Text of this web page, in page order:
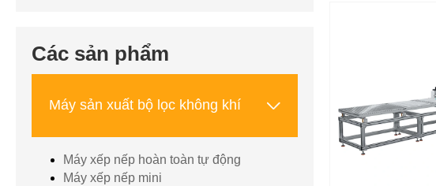
Các sản phẩm
Máy sản xuất bộ lọc không khí 
Máy xếp nếp hoàn toàn tự động
Máy xếp nếp mini